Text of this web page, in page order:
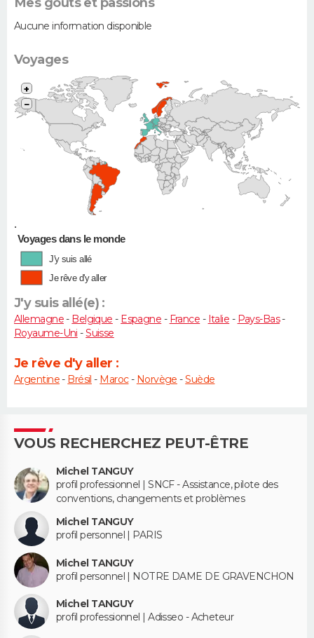
Aucune information disponible
Voyages
•
+
−
Voyages dans le monde
J'y suis allé
Je rêve d'y aller
J'y suis allé(e) :
Allemagne- Belgique - Espagne - France - Italie - Pays-Bas-
Royaume-Uni -Suisse
Je rêve d'y aller :
Argentine- Brésil - Maroc- Norvège -Suède
VOUS RECHERCHEZ PEUT-ÊTRE
Michel TANGUY
profil professionnel | SNCF - Assistance, pilote des
conventions, changements et problèmes
Michel TANGUY
profil personnel | PARIS
Michel TANGUY
profil personnel | NOTRE DAME DE GRAVENCHON
Michel TANGUY
profil professionnel | Adisseo - Acheteur